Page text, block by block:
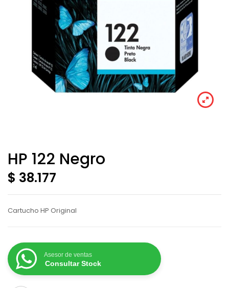
HP 122 Negro
$ 38.177
Cartucho HP Original
Asesor de ventas
Consultar Stock